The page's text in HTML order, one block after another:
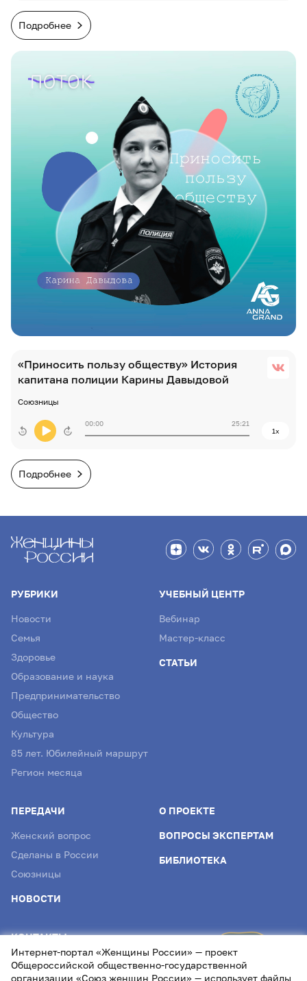
Подробнее
«Приносить пользу обществу» История
капитана полиции Карины Давыдовой
Союзницы
00:00
25:21
1x
Подробнее
РУБРИКИ
Новости
Семья
Здоровье
Образование и наука
Предпринимательство
Общество
Культура
85 лет. Юбилейный маршрут
Регион месяца
УЧЕБНЫЙ ЦЕНТР
Вебинар
Мастер-класс
СТАТЬИ
ПЕРЕДАЧИ
Женский вопрос
Сделаны в России
Союзницы
НОВОСТИ
О ПРОЕКТЕ
ВОПРОСЫ ЭКСПЕРТАМ
БИБЛИОТЕКА
КОНТАКТЫ
info@womenofrussia.online
Интернет-портал «Женщины России» — проект
Общероссийской общественно-государственной
организации «Союз женщин России» — использует файлы